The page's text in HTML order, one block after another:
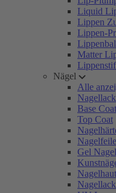
Liquid
Lippen
Lippen-
Matter
Nägel
Alle
Nagellack
Base Coat
Top Coat
Gel